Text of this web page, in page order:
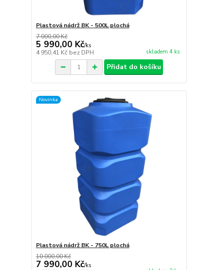
Plastová nádrž BK - 500L plochá
7 000,00 Kč
5 990,00 Kč/ks
4 950,41 Kč bez DPH skladem 4 ks
Přidat do košíku
Novinka
Plastová nádrž BK - 750L plochá
10 000,00 Kč
7 990,00 Kč/ks